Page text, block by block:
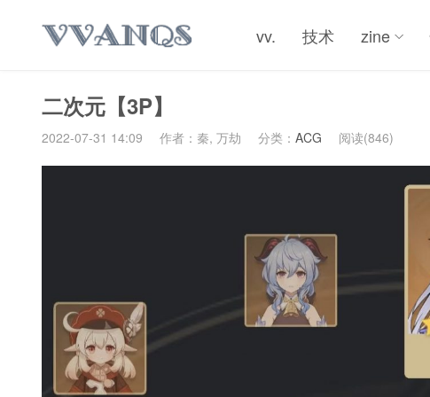
vv. 技术 zine
二次元【3P】
2022-07-31 14:09 作者：秦, 万劫 分类： ACG 阅读(846)